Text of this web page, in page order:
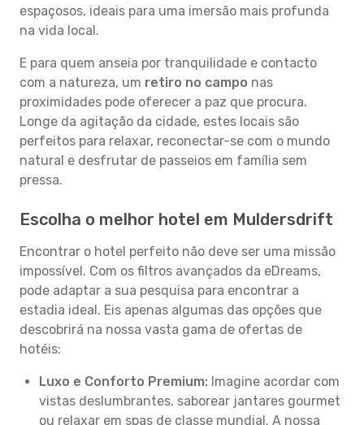
espaçosos, ideais para uma imersão mais profunda
na vida local.
E para quem anseia por tranquilidade e contacto
com a natureza, um retiro no campo nas
proximidades pode oferecer a paz que procura.
Longe da agitação da cidade, estes locais são
perfeitos para relaxar, reconectar-se com o mundo
natural e desfrutar de passeios em família sem
pressa.
Escolha o melhor hotel em Muldersdrift
Encontrar o hotel perfeito não deve ser uma missão
impossível. Com os filtros avançados da eDreams,
pode adaptar a sua pesquisa para encontrar a
estadia ideal. Eis apenas algumas das opções que
descobrirá na nossa vasta gama de ofertas de
hotéis:
Luxo e Conforto Premium: Imagine acordar com
vistas deslumbrantes, saborear jantares gourmet
ou relaxar em spas de classe mundial. A nossa